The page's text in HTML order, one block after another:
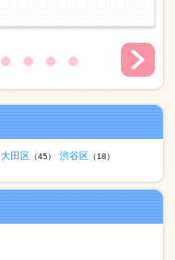
大田区 （45） 渋谷区 （18）